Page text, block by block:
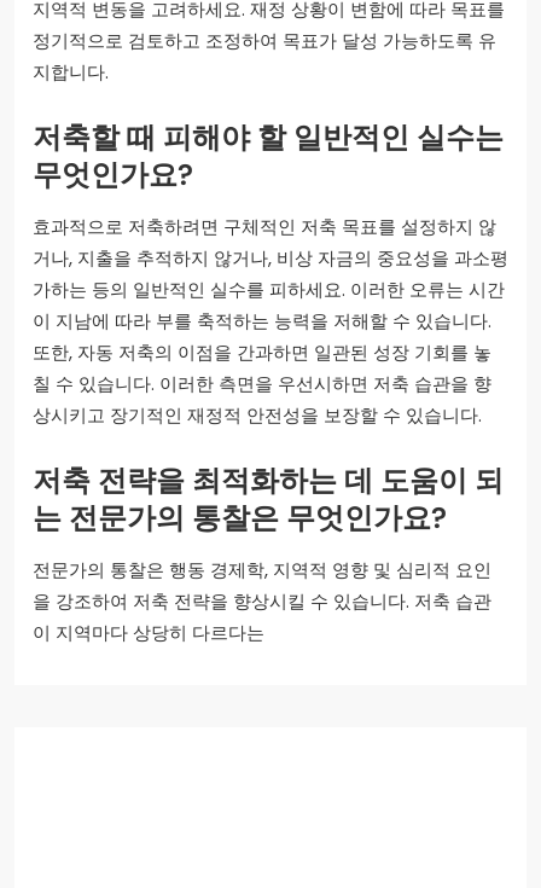
지역적 변동을 고려하세요. 재정 상황이 변함에 따라 목표를
정기적으로 검토하고 조정하여 목표가 달성 가능하도록 유
지합니다.
저축할 때 피해야 할 일반적인 실수는
무엇인가요?
효과적으로 저축하려면 구체적인 저축 목표를 설정하지 않
거나, 지출을 추적하지 않거나, 비상 자금의 중요성을 과소평
가하는 등의 일반적인 실수를 피하세요. 이러한 오류는 시간
이 지남에 따라 부를 축적하는 능력을 저해할 수 있습니다.
또한, 자동 저축의 이점을 간과하면 일관된 성장 기회를 놓
칠 수 있습니다. 이러한 측면을 우선시하면 저축 습관을 향
상시키고 장기적인 재정적 안전성을 보장할 수 있습니다.
저축 전략을 최적화하는 데 도움이 되
는 전문가의 통찰은 무엇인가요?
전문가의 통찰은 행동 경제학, 지역적 영향 및 심리적 요인
을 강조하여 저축 전략을 향상시킬 수 있습니다. 저축 습관
이 지역마다 상당히 다르다는